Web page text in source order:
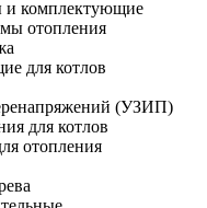
и комплектующие
отопления
для котлов
(УЗИП)
для котлов
отопления